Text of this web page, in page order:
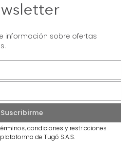
información sobre ofertas
condiciones y restricciones
de Tugó S.A.S.